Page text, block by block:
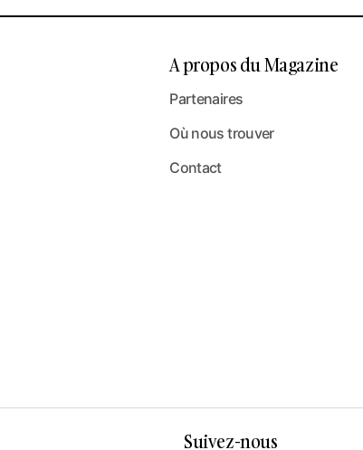
A propos du Magazine
Partenaires
Où nous trouver
Contact
Suivez-nous